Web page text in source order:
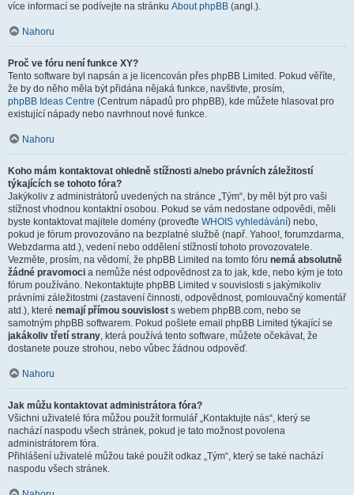
více informací se podívejte na stránku About phpBB (angl.).
Nahoru
Proč ve fóru není funkce XY?
Tento software byl napsán a je licencován přes phpBB Limited. Pokud věříte,
že by do něho měla být přidána nějaká funkce, navštivte, prosím,
phpBB Ideas Centre (Centrum nápadů pro phpBB), kde můžete hlasovat pro
existující nápady nebo navrhnout nové funkce.
Nahoru
Koho mám kontaktovat ohledně stížnosti a/nebo právních záležitostí
týkajících se tohoto fóra?
Jakýkoliv z administrátorů uvedených na stránce „Tým“, by měl být pro vaši
stížnost vhodnou kontaktní osobou. Pokud se vám nedostane odpovědi, měli
byste kontaktovat majitele domény (proveďte WHOIS vyhledávání) nebo,
pokud je fórum provozováno na bezplatné službě (např. Yahoo!, forumzdarma,
Webzdarma atd.), vedení nebo oddělení stížností tohoto provozovatele.
Vezměte, prosím, na vědomí, že phpBB Limited na tomto fóru nemá absolutně
žádné pravomoci a nemůže nést odpovědnost za to jak, kde, nebo kým je toto
fórum používáno. Nekontaktujte phpBB Limited v souvislosti s jakýmikoliv
právními záležitostmi (zastavení činnosti, odpovědnost, pomlouvačný komentář
atd.), které nemají přímou souvislost s webem phpBB.com, nebo se
samotným phpBB softwarem. Pokud pošlete email phpBB Limited týkající se
jakákoliv třetí strany, která používá tento software, můžete očekávat, že
dostanete pouze strohou, nebo vůbec žádnou odpověď.
Nahoru
Jak můžu kontaktovat administrátora fóra?
Všichni uživatelé fóra můžou použít formulář „Kontaktujte nás“, který se
nachází naspodu všech stránek, pokud je tato možnost povolena
administrátorem fóra.
Přihlášení uživatelé můžou také použít odkaz „Tým“, který se také nachází
naspodu všech stránek.